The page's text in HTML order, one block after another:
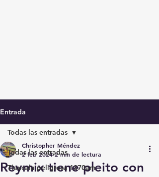
Entrada
Todas las entradas
Tlaxcala peligrosa 1370am
Todas las entradas
Reymix tiene pleito con
Christopher Méndez
2 feb 2024 2 min de lectura